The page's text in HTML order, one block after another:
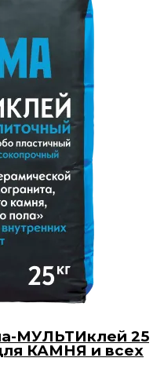
МУЛЬТИклей 25
КАМНЯ и всех